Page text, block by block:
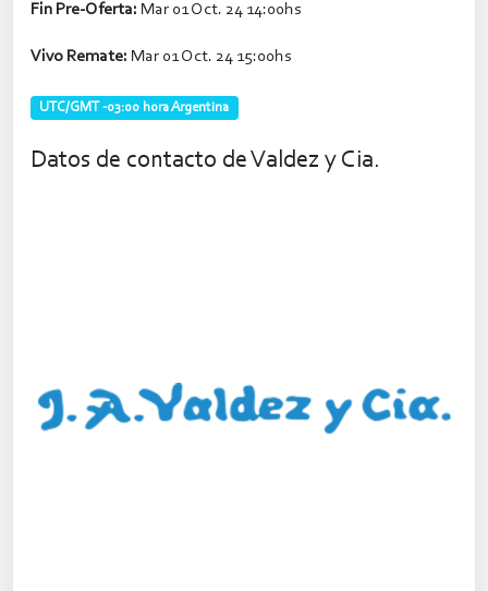
Fin Pre-Oferta: Mar 01 Oct. 24 14:00hs
Vivo Remate: Mar 01 Oct. 24 15:00hs
UTC/GMT -03:00 hora Argentina
Datos de contacto de Valdez y Cia.